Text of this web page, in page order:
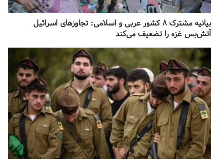
بیانیه مشترک ۸ کشور عربی و اسلامی: تجاوزهای اسرائیل
آتش‌بس غزه را تضعیف می‌کند